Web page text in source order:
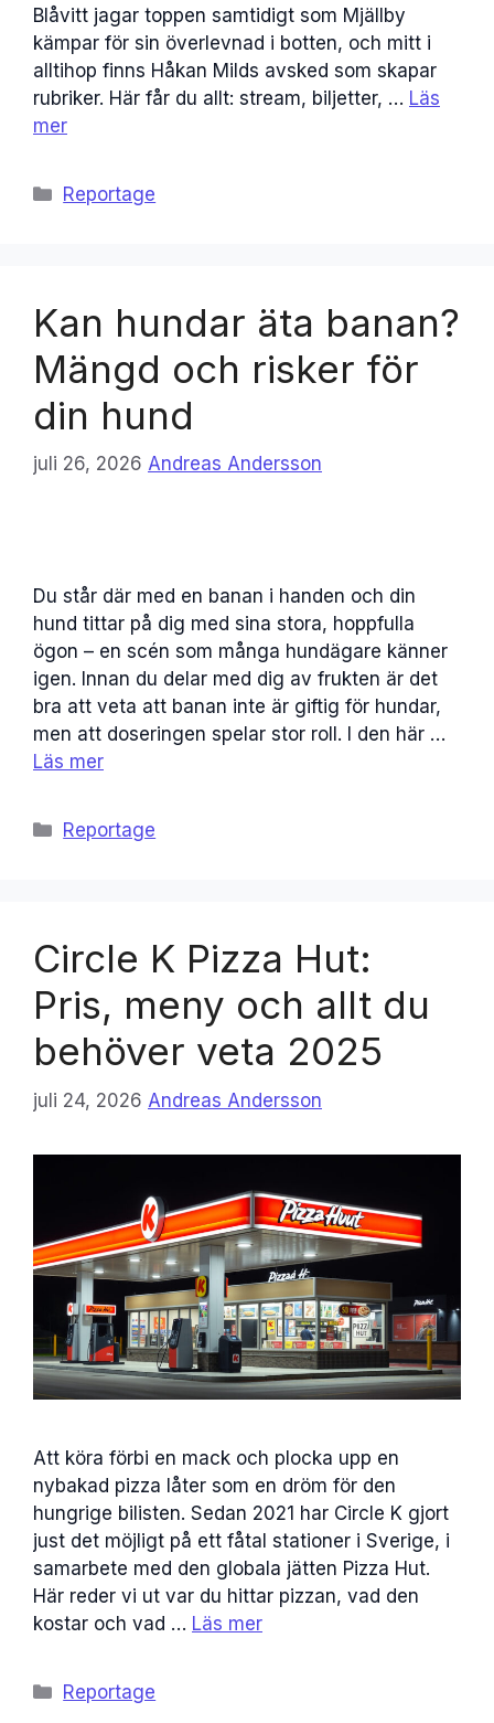
Blåvitt jagar toppen samtidigt som Mjällby
kämpar för sin överlevnad i botten, och mitt i
alltihop finns Håkan Milds avsked som skapar
rubriker. Här får du allt: stream, biljetter, … Läs
mer
Kategorier
Reportage
Kan hundar äta banan?
Mängd och risker för
din hund
juli 26, 2026 Andreas Andersson
Du står där med en banan i handen och din
hund tittar på dig med sina stora, hoppfulla
ögon – en scén som många hundägare känner
igen. Innan du delar med dig av frukten är det
bra att veta att banan inte är giftig för hundar,
men att doseringen spelar stor roll. I den här …
Läs mer
Kategorier
Reportage
Circle K Pizza Hut:
Pris, meny och allt du
behöver veta 2025
juli 24, 2026 Andreas Andersson
Att köra förbi en mack och plocka upp en
nybakad pizza låter som en dröm för den
hungrige bilisten. Sedan 2021 har Circle K gjort
just det möjligt på ett fåtal stationer i Sverige, i
samarbete med den globala jätten Pizza Hut.
Här reder vi ut var du hittar pizzan, vad den
kostar och vad … Läs mer
Kategorier
Reportage